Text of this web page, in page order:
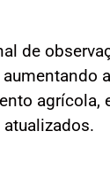
de
agrícola,